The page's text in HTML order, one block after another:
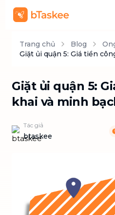
Trang chủ Blog
Giặt ủi quận 5: Giá tiền
Giặt ủi quận 5:
khai và minh
Tác giả
btaskee